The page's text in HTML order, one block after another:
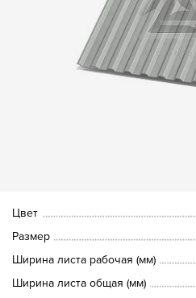
Цвет
Размер
Ширина листа рабочая (мм)
Ширина листа общая (мм)